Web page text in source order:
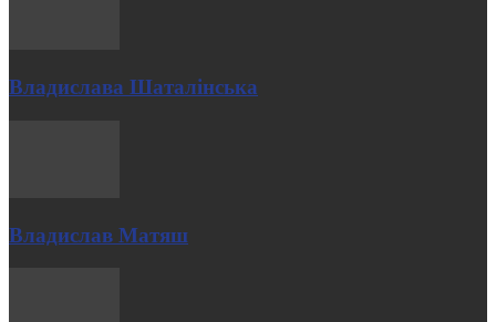
Владислава Шаталінська
Владислав Матяш